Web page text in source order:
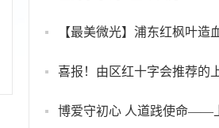
【最美微光】浦东红枫叶
博爱守初心 人道践使命——